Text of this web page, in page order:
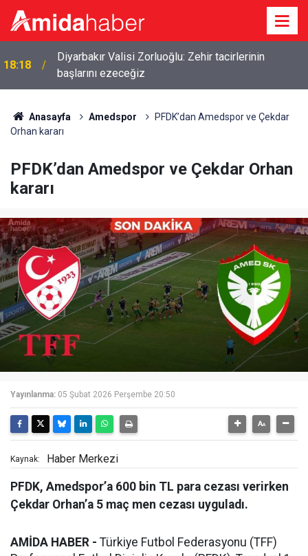
18:18
Diyarbakır Valisi Zorluoğlu: Zehir tacirlerinin
başlarını ezeceğiz
17:36
Mardinspor ve Vanspor maçları TRT Kurdî’de
yayınlanacak
Anasayfa Amedspor
PFDK’dan Amedspor ve Çekdar
Orhan kararı
PFDK’dan Amedspor ve Çekdar Orhan
kararı
Yayınlanma: 05 Şubat 2026 Perşembe 20:50
Kaynak: Haber Merkezi
PFDK, Amedspor’a 600 bin TL para cezası verirken
Çekdar Orhan’a 5 maç men cezası uyguladı.
AMİDA HABER - Türkiye Futbol Federasyonu (TFF)